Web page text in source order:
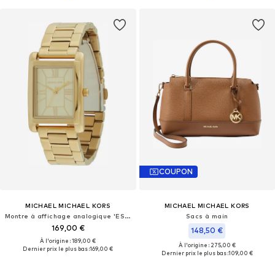
MICHAEL MICHAEL KORS
Montre à affichage analogique 'ESSEX'
169,00 €
À l'origine : 189,00 €
Dernier prix le plus bas :169,00 €
COUPON
MICHAEL MICHAEL KORS
Sacs à main
148,50 €
À l'origine : 275,00 €
Dernier prix le plus bas :109,00 €